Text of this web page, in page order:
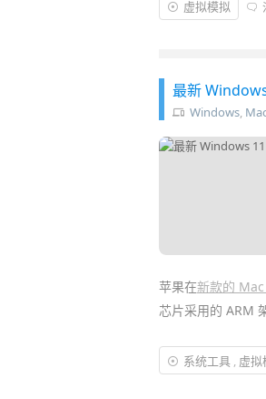
虚拟模拟
最新
Windows,
苹果在新款的
芯片采用的 ARM
想要在苹果芯片的
Windows ARM 架
系统工具, 虚拟